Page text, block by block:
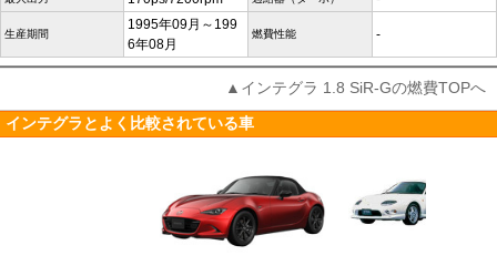
生産期間
1995年09月～199
6年08月
燃費性能 -
▲インテグラ 1.8 SiR-Gの燃費TOPへ
インテグラとよく比較されている車